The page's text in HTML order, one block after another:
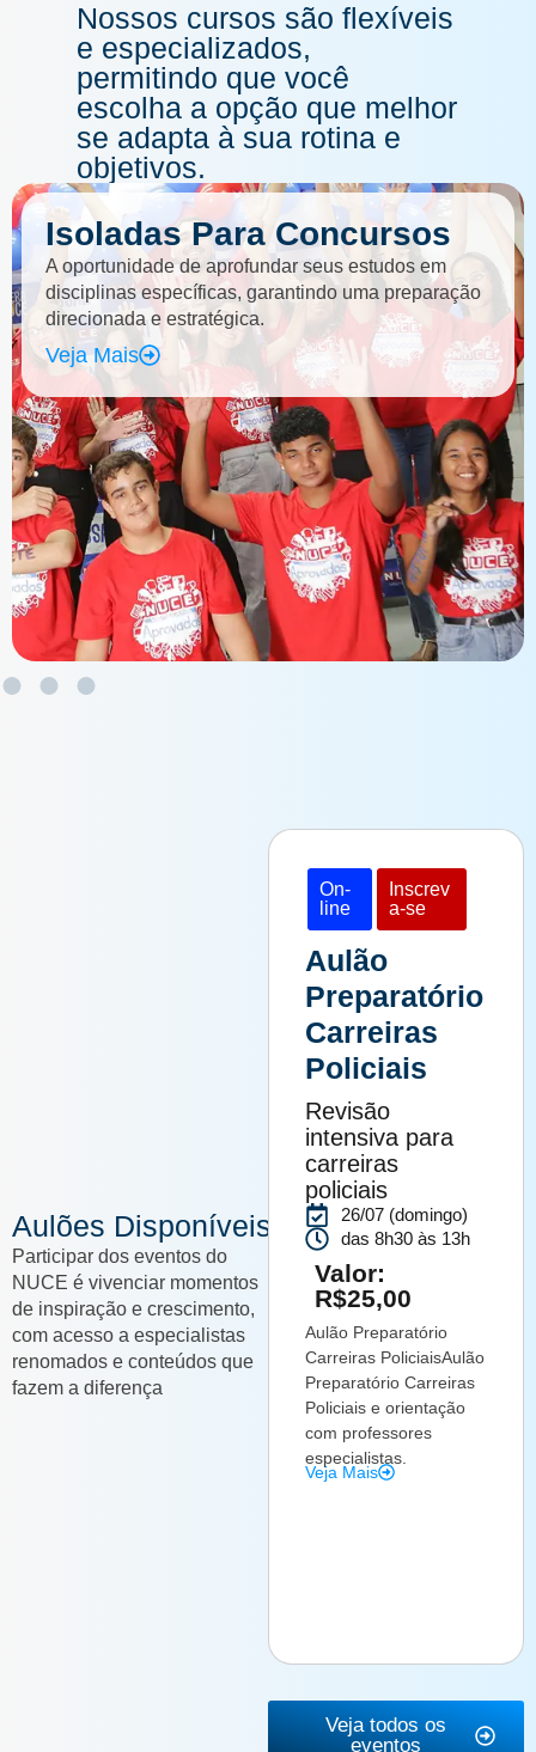
Nossos cursos são flexíveis
e especializados,
permitindo que você
escolha a opção que melhor
se adapta à sua rotina e
objetivos.
Isoladas Para Concursos
A oportunidade de aprofundar seus estudos em
disciplinas específicas, garantindo uma preparação
direcionada e estratégica.
Veja Mais
Aulões Disponíveis
Participar dos eventos do
NUCE é vivenciar momentos
de inspiração e crescimento,
com acesso a especialistas
renomados e conteúdos que
fazem a diferença
On-
line
Inscrev
a-se
Aulão
Preparatório
Carreiras
Policiais
Revisão
intensiva para
carreiras
policiais
26/07 (domingo)
das 8h30 às 13h
Valor:
R$25,00
Aulão Preparatório
Carreiras PoliciaisAulão
Preparatório Carreiras
Policiais e orientação
com professores
especialistas.
Veja Mais
Veja todos os
eventos